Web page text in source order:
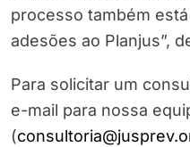
processo também
adesões ao Planjus”,
Para solicitar um
e-mail para nossa
(